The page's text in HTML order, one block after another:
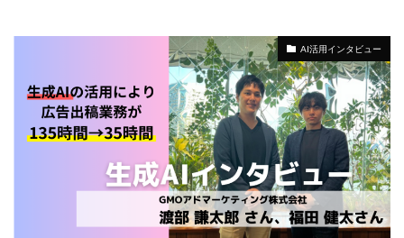
AI活用インタビュー